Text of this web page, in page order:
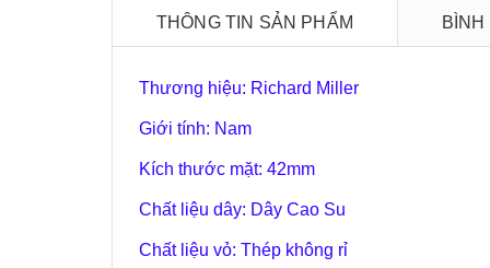
THÔNG TIN SẢN PHẨM
Thương hiệu: Richard Miller
Giới tính: Nam
Kích thước mặt: 42mm
Chất liệu dây: Dây Cao Su
Chất liệu vỏ: Thép không rỉ